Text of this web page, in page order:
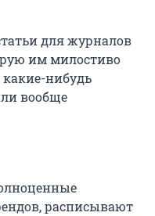
для журналов
им милостиво
какие-нибудь
вообще
расписывают